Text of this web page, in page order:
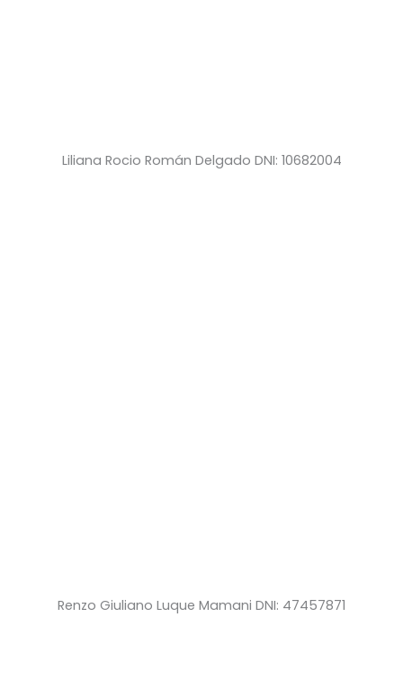
Liliana Rocio Román Delgado DNI: 10682004
Renzo Giuliano Luque Mamani DNI: 47457871